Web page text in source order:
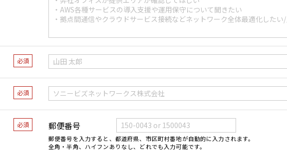
必須
必須
必須 郵便番号
郵便番号を入力すると、都道府県、市区町村番地が自動的に入力されます。
全角・半角、ハイフンありなし、どれでも入力可能です。